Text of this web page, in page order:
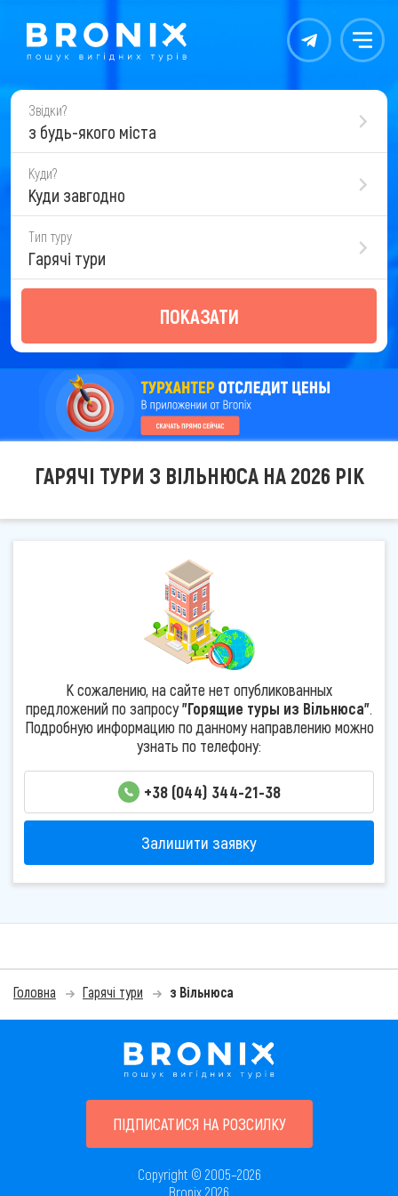
Контакты Меню
Звідки?
з будь-якого міста
Куди?
Куди завгодно
Тип туру
Гарячі тури
ПОКАЗАТИ
ГАРЯЧІ ТУРИ З ВІЛЬНЮСА НА 2026 РІК
К сожалению, на сайте нет опубликованных
предложений по запросу"Горящие туры из Вільнюса".
Подробную информацию по данному направлению можно
узнать по телефону:
+38 (044) 344-21-38
Залишити заявку
Головна Гарячі тури з Вільнюса
ПІДПИСАТИСЯ НА РОЗСИЛКУ
Copyright © 2005–2026
Bronix 2026